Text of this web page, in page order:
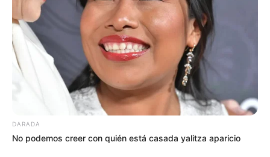
DARADA
No podemos creer con quién está casada yalitza aparicio